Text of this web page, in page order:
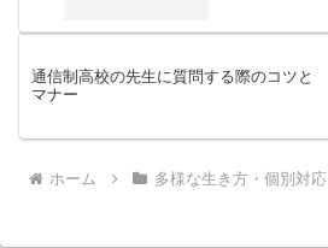
通信制高校の先生に質問する際のコツと
マナー
ホーム 多様な生き方・個別対応